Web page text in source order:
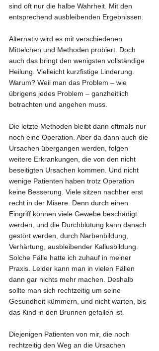
sind oft nur die halbe Wahrheit. Mit den
entsprechend ausbleibenden Ergebnissen.
Alternativ wird es mit verschiedenen
Mittelchen und Methoden probiert. Doch
auch das bringt den wenigsten vollständige
Heilung. Vielleicht kurzfistige Linderung.
Warum? Weil man das Problem – wie
übrigens jedes Problem – ganzheitlich
betrachten und angehen muss.
Die letzte Methoden bleibt dann oftmals nur
noch eine Operation. Aber da dann auch die
Ursachen übergangen werden, folgen
weitere Erkrankungen, die von den nicht
beseitigten Ursachen kommen. Und nicht
wenige Patienten haben trotz Operation
keine Besserung. Viele sitzen nachher erst
recht in der Misere. Denn durch einen
Eingriff können viele Gewebe beschädigt
werden, und die Durchblutung kann danach
gestört werden, durch Narbenbildung,
Verhärtung, ausbleibender Kallusbildung.
Solche Fälle hatte ich zuhauf in meiner
Praxis. Leider kann man in vielen Fällen
dann gar nichts mehr machen. Deshalb
sollte man sich rechtzeitig um seine
Gesundheit kümmern, und nicht warten, bis
das Kind in den Brunnen gefallen ist.
Diejenigen Patienten von mir, die noch
rechtzeitig den Weg an die Ursachen